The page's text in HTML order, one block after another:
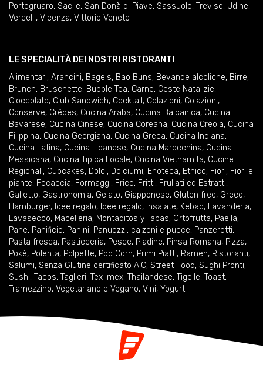
Portogruaro, Sacile, San Donà di Piave, Sassuolo, Treviso, Udine,
Vercelli, Vicenza, Vittorio Veneto
LE SPECIALITÀ DEI NOSTRI RISTORANTI
Alimentari, Arancini, Bagels, Bao Buns, Bevande alcoliche, Birre,
Brunch, Bruschette, Bubble Tea, Carne, Ceste Natalizie,
Cioccolato, Club Sandwich, Cocktail , Colazioni, Colazioni,
Conserve, Crêpes, Cucina Araba, Cucina Balcanica, Cucina
Bavarese, Cucina Cinese, Cucina Coreana, Cucina Creola, Cucina
Filippina, Cucina Georgiana, Cucina Greca, Cucina Indiana,
Cucina Latina, Cucina Libanese, Cucina Marocchina, Cucina
Messicana, Cucina Tipica Locale, Cucina Vietnamita, Cucine
Regionali, Cupcakes, Dolci, Dolciumi, Enoteca, Etnico, Fiori, Fiori e
piante, Focaccia, Formaggi, Frico, Fritti, Frullati ed Estratti,
Galletto, Gastronomia, Gelato, Giapponese, Gluten free, Greco,
Hamburger, Idee regalo, Idee regalo, Insalate, Kebab, Lavanderia,
Lavasecco, Macelleria, Montaditos y Tapas, Ortofrutta, Paella,
Pane, Panificio, Panini, Panuozzi, calzoni e pucce, Panzerotti,
Pasta fresca, Pasticceria, Pesce, Piadine, Pinsa Romana, Pizza,
Pokè, Polenta, Polpette, Pop Corn, Primi Piatti, Ramen, Ristoranti,
Salumi, Senza Glutine certificato AIC, Street Food, Sughi Pronti,
Sushi, Tacos, Taglieri, Tex-mex, Thailandese, Tigelle, Toast,
Tramezzino, Vegetariano e Vegano, Vini, Yogurt